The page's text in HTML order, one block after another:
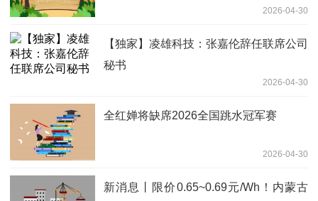
2026-04-30
【独家】凌雄科技：张嘉伦辞任联席公司
秘书
2026-04-30
全红婵将缺席2026全国跳水冠军赛
2026-04-30
新消息丨限价0.65~0.69元/Wh！内蒙古